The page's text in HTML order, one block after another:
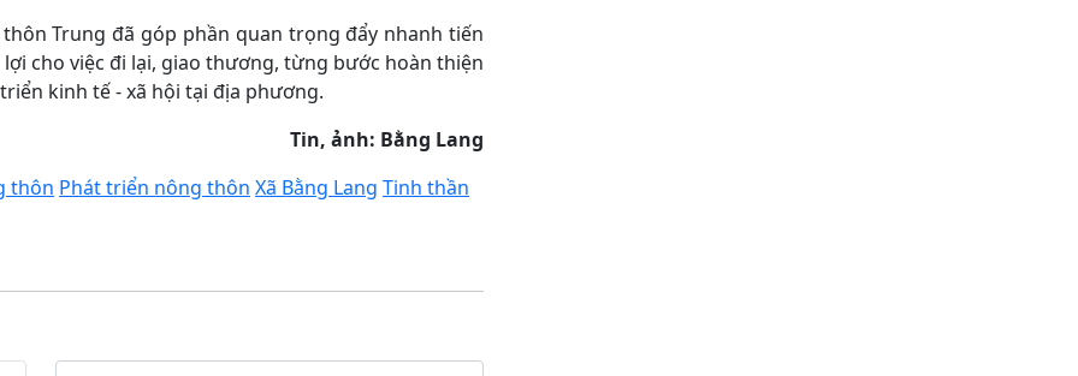
Trung đã góp phần quan trọng đẩy nhanh tiến
cho việc đi lại, giao thương, từng bước hoàn thiện
kinh tế - xã hội tại địa phương.
Tin, ảnh: Bằng Lang
thôn Phát triển nông thôn Xã Bằng Lang Tinh thần